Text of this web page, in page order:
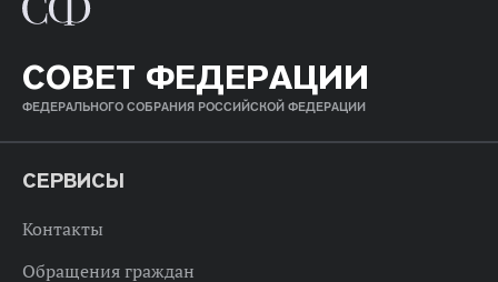
СОВЕТ ФЕДЕРАЦИИ
ФЕДЕРАЛЬНОГО СОБРАНИЯ РОССИЙСКОЙ ФЕДЕРАЦИИ
СЕРВИСЫ
Контакты
Обращения граждан